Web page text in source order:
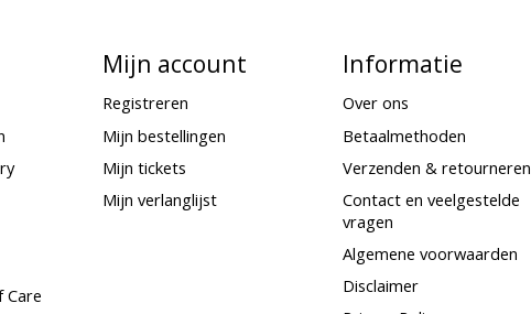
Care
Mijn account
Registreren
Mijn bestellingen
Mijn tickets
Mijn verlanglijst
Informatie
Over ons
Betaalmethoden
Verzenden & retourneren
Contact en veelgestelde
vragen
Algemene voorwaarden
Disclaimer